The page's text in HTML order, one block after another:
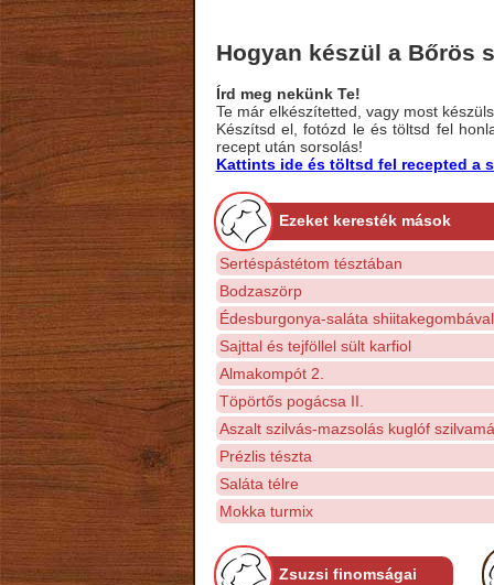
Hogyan készül a Bőrös
Írd meg nekünk Te!
Te már elkészítetted, vagy most
Készítsd el, fotózd le és töltsd fel
recept után sorsolás!
Kattints ide és töltsd fel recepted a
Ezeket keresték mások
Sertéspástétom tésztában
Bodzaszörp
Édesburgonya-saláta shiitakegombával
Sajttal és tejföllel sült karfiol
Almakompót 2.
Töpörtős pogácsa II.
Aszalt szilvás-mazsolás kuglóf
Prézlis tészta
Saláta télre
Mokka turmix
Zsuzsi finomságai